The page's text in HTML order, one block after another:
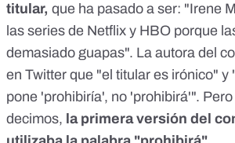
titular, que ha pasado a ser: "Irene
las series de Netflix y HBO porque
demasiado guapas". La autora del
en Twitter que "el titular es irónico" y
pone 'prohibiría', no 'prohibirá'".
decimos, la primera versión del